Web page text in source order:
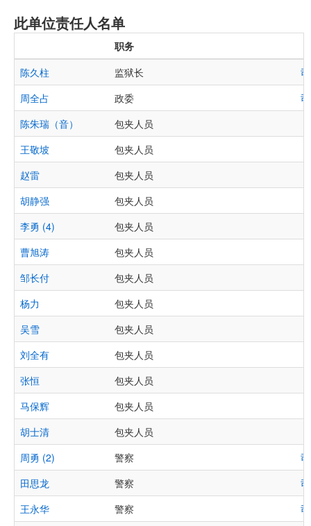
此单位责任人名单
职务
陈久柱
监狱长
周全占
政委
陈朱瑞（音）
包夹人员
王敬坡
包夹人员
赵雷
包夹人员
胡静强
包夹人员
李勇 (4)
包夹人员
曹旭涛
包夹人员
邹长付
包夹人员
杨力
包夹人员
吴雪
包夹人员
刘全有
包夹人员
张恒
包夹人员
马保辉
包夹人员
胡士清
包夹人员
周勇 (2)
警察
田思龙
警察
王永华
警察